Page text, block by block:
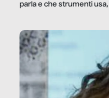
parla e che strumenti